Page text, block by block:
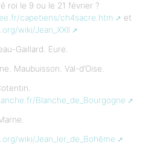
roi le 9 ou le 21 février ?
capetiens/ch4sacre.htm
et
wiki/Jean_XXII
Gaillard. Eure.
Maubuisson. Val-d’Oise.
Blanche_de_Bourgogne
wiki/Jean_Ier_de_Bohême